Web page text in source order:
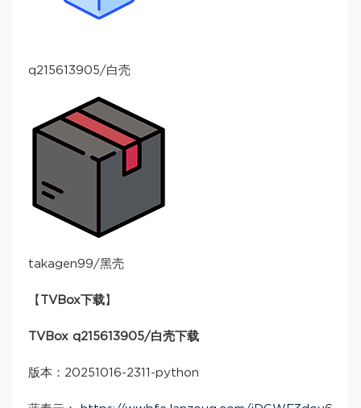
q215613905/白壳
takagen99/黑壳
【 TVBox下载 】
TVBox q215613905/白壳下载
版本：20251016-2311-python